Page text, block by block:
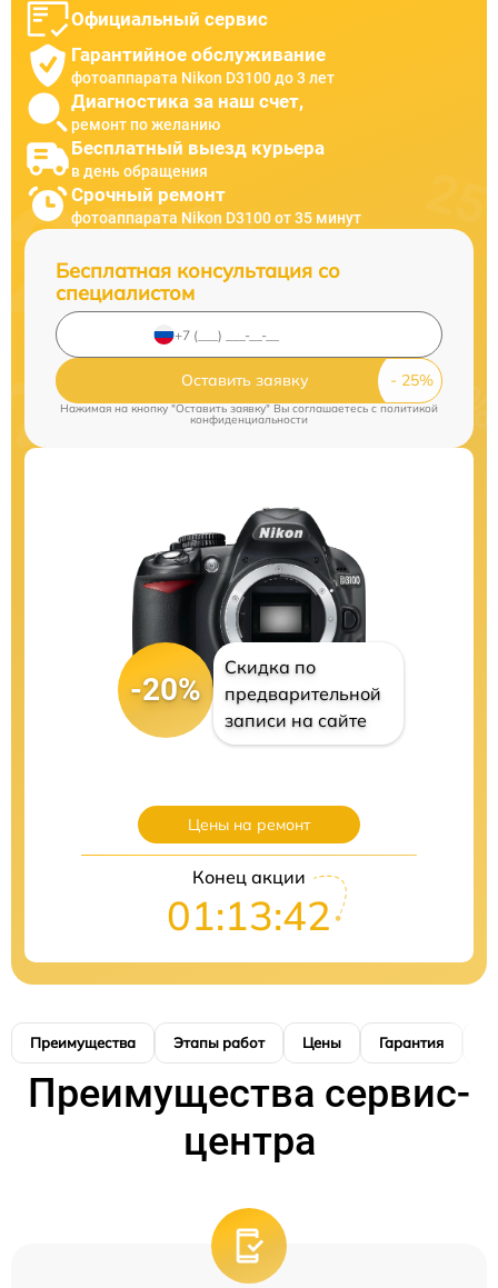
Официальный сервис
Гарантийное обслуживание
фотоаппарата Nikon D3100 до 3 лет
Диагностика за наш счет,
ремонт по желанию
Бесплатный выезд курьера
в день обращения
Срочный ремонт
фотоаппарата Nikon D3100 от 35 минут
Бесплатная консультация со
специалистом
Оставить заявку
Нажимая на кнопку "Оставить заявку" Вы соглашаетесь cполитикой
конфиденциальности
-20%
Скидка по
предварительной
записи на сайте
Цены на ремонт
Конец акции
01:13:41
Преимущества Этапы работ Цены Гарантия
Преимущества сервис-
центра